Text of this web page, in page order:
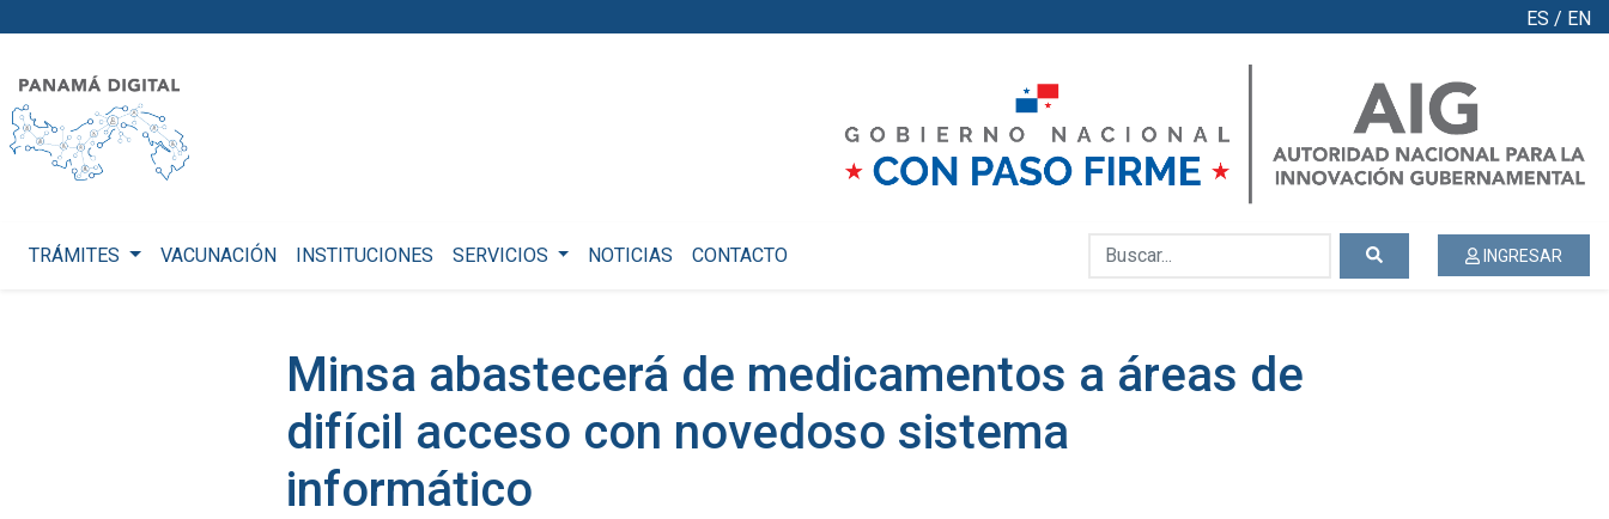
ES / EN
INGRESAR
TRÁMITES VACUNACIÓN INSTITUCIONES SERVICIOS NOTICIAS CONTACTO
Minsa abastecerá de medicamentos a áreas de
difícil acceso con novedoso sistema
informático